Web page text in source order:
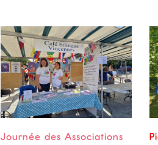
Journée des Associations